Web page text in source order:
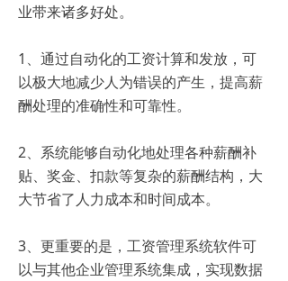
业带来诸多好处。
1、通过自动化的工资计算和发放，可
以极大地减少人为错误的产生，提高薪
酬处理的准确性和可靠性。
2、系统能够自动化地处理各种薪酬补
贴、奖金、扣款等复杂的薪酬结构，大
大节省了人力成本和时间成本。
3、更重要的是，工资管理系统软件可
以与其他企业管理系统集成，实现数据